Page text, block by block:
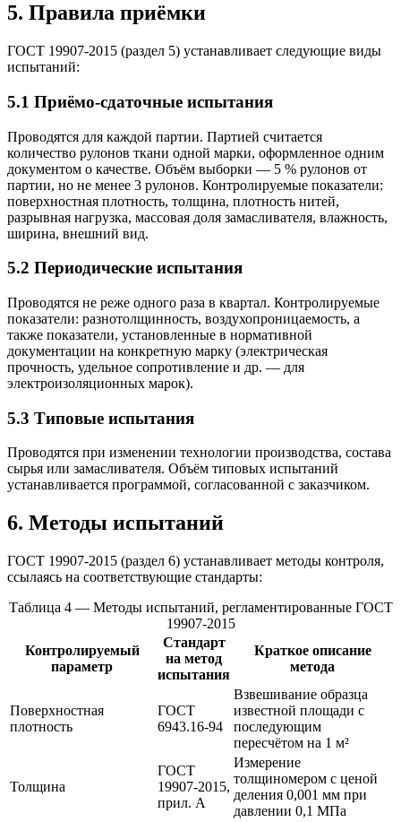
5. Правила приёмки
ГОСТ 19907-2015 (раздел 5) устанавливает следующие виды
испытаний:
5.1 Приёмо-сдаточные испытания
Проводятся для каждой партии. Партией считается
количество рулонов ткани одной марки, оформленное одним
документом о качестве. Объём выборки — 5 % рулонов от
партии, но не менее 3 рулонов. Контролируемые показатели:
поверхностная плотность, толщина, плотность нитей,
разрывная нагрузка, массовая доля замасливателя, влажность,
ширина, внешний вид.
5.2 Периодические испытания
Проводятся не реже одного раза в квартал. Контролируемые
показатели: разнотолщинность, воздухопроницаемость, а
также показатели, установленные в нормативной
документации на конкретную марку (электрическая
прочность, удельное сопротивление и др. — для
электроизоляционных марок).
5.3 Типовые испытания
Проводятся при изменении технологии производства, состава
сырья или замасливателя. Объём типовых испытаний
устанавливается программой, согласованной с заказчиком.
6. Методы испытаний
ГОСТ 19907-2015 (раздел 6) устанавливает методы контроля,
ссылаясь на соответствующие стандарты:
Таблица 4 — Методы испытаний, регламентированные ГОСТ
19907-2015
Контролируемый
параметр
Стандарт
на метод
испытания
Краткое описание
метода
Поверхностная
плотность
ГОСТ
6943.16-94
Взвешивание образца
известной площади с
последующим
пересчётом на 1 м²
Толщина
ГОСТ
19907-2015,
прил. А
Измерение
толщиномером с ценой
деления 0,001 мм при
давлении 0,1 МПа